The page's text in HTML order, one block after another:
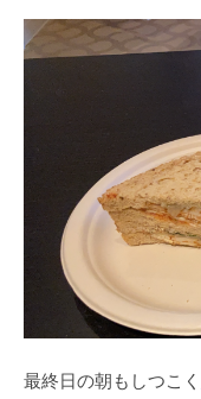
最終日の朝もしつこく